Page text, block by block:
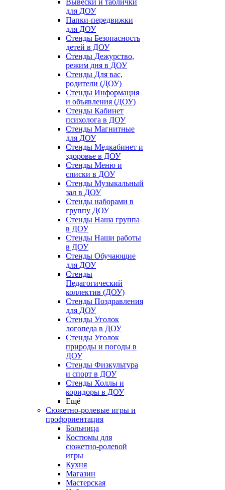
Вывески и таблички
для ДОУ
Папки-передвижки
для ДОУ
Стенды Безопасность
детей в ДОУ
Стенды Дежурство,
режим дня в ДОУ
Стенды Для вас,
родители (ДОУ)
Стенды Информация
и объявления (ДОУ)
Стенды Кабинет
психолога в ДОУ
Стенды Магнитные
для ДОУ
Стенды Медкабинет и
здоровье в ДОУ
Стенды Меню и
списки в ДОУ
Стенды Музыкальный
зал в ДОУ
Стенды наборами в
группу ДОУ
Стенды Наша группа
в ДОУ
Стенды Наши работы
в ДОУ
Стенды Обучающие
для ДОУ
Стенды
Педагогический
коллектив (ДОУ)
Стенды Поздравления
для ДОУ
Стенды Уголок
логопеда в ДОУ
Стенды Уголок
природы и погоды в
ДОУ
Стенды Физкультура
и спорт в ДОУ
Стенды Холлы и
коридоры в ДОУ
Ещё
Сюжетно-ролевые игры и
профориентация
Больница
Костюмы для
сюжетно-ролевой
игры
Кухня
Магазин
Мастерская